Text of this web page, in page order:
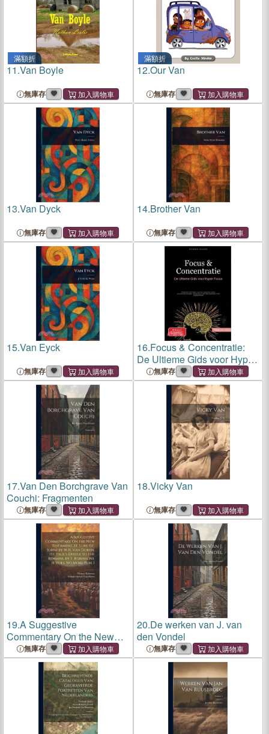
滿額折
11.Van Boyle
無庫存
滿額折
12.Our Van
無庫存
13.Van Dyck
無庫存
14.Brother Van
無庫存
15.Van Eyck
無庫存
16.Focus & Concentratie:
De Ultieme Gids voor Hyper
Focus: Praktische
technieken voor het
verbeteren van je
concentratievermogen,
focussing en mentale pr
無庫存
17.Van Den Borchgrave Van
Couchi: Fragmenten
無庫存
18.Vicky Van
無庫存
19.A Suggestive
Commentary On the New
Testament. St. Luke (St.
John) by W.H. Van Doren.
(St. Paul's Epistle to the
Romans, by T. Robinson). [6
Vols. No M
無庫存
20.De werken van J. van
den Vondel
無庫存